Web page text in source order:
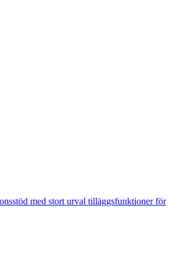
med stort urval tilläggsfunktioner för